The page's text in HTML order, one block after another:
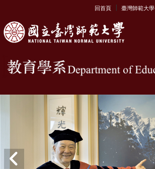
:::
回首頁 | 臺灣師範大學